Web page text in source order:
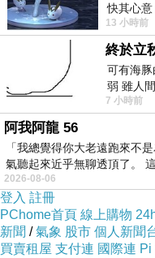
快其心
愉快。
13 小時前
終於立
可有海
弱 雖人
者 只能
7 小時前
阿我阿龍 56
「我總覺得你大老遠跑來不
氣聽起來近乎無聊透頂了。
2026-08-06
登入 註冊
PChome首頁 線上購物
新聞 /氣象 股市 個人新聞
買賣租屋 支付連 國際連 Pi